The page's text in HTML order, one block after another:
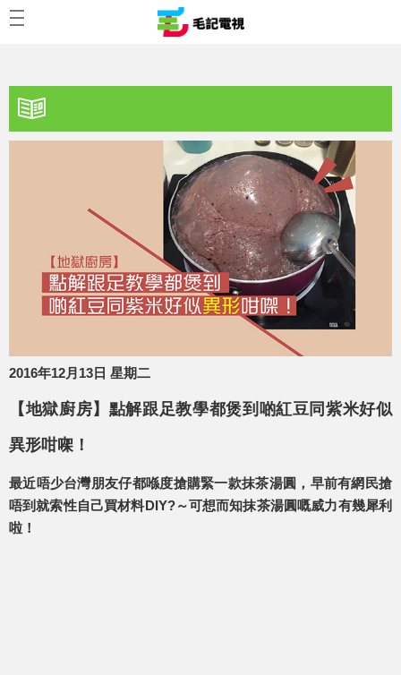
2016年12月13日 星期二
【地獄廚房】點解跟足教學都煲到啲紅豆同紫米好似
異形咁㗎！
最近唔少台灣朋友仔都喺度搶購緊一款抹茶湯圓，早前有網民搶
唔到就索性自己買材料DIY?～可想而知抹茶湯圓嘅威力有幾犀利
啦！